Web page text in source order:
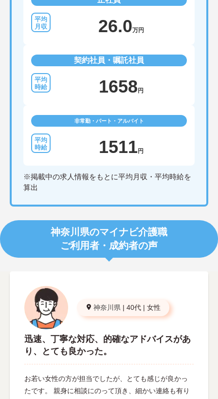
26.0万円
契約社員・嘱託社員
1658円
非常勤・パート・アルバイト
1511円
※掲載中の求人情報をもとに平均月収・平均時給を
算出
神奈川県のマイナビ介護職
ご利用者・成約者の声
神奈川県 | 40代 | 女性
迅速、丁寧な対応、的確なアドバイスがあ
り、とても良かった。
お若い女性の方が担当でしたが、とても感じが良かっ
たです。 親身に相談にのって頂き、細かい連絡も有り